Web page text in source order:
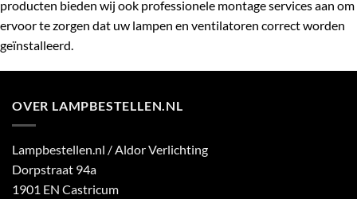
producten bieden wij ook professionele montage services aan om
ervoor te zorgen dat uw lampen en ventilatoren correct worden
geïnstalleerd.
OVER LAMPBESTELLEN.NL
Lampbestellen.nl / Aldor Verlichting
Dorpstraat 94a
1901 EN Castricum